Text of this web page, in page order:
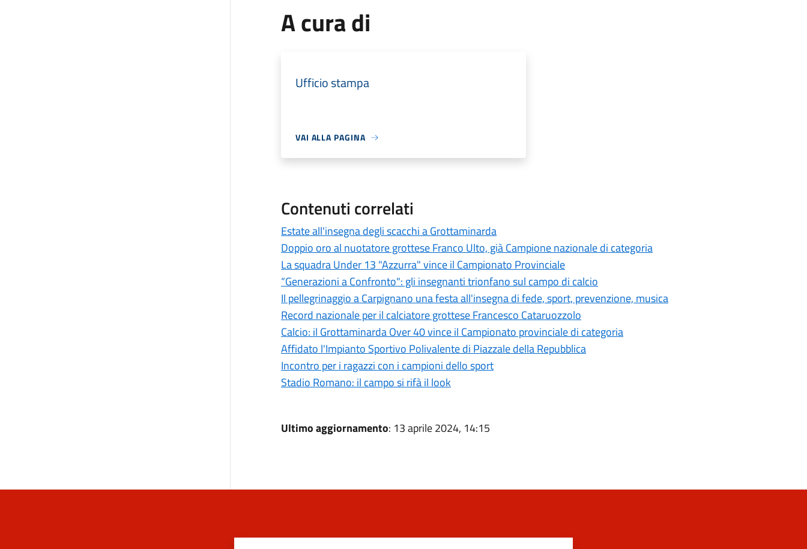
A cura di
Ufficio stampa
VAI ALLA PAGINA
Contenuti correlati
Estate all'insegna degli scacchi a Grottaminarda
Doppio oro al nuotatore grottese Franco Ulto, già Campione nazionale di categoria
La squadra Under 13 "Azzurra" vince il Campionato Provinciale
“Generazioni a Confronto": gli insegnanti trionfano sul campo di calcio
Il pellegrinaggio a Carpignano una festa all'insegna di fede, sport, prevenzione, musica
Record nazionale per il calciatore grottese Francesco Cataruozzolo
Calcio: il Grottaminarda Over 40 vince il Campionato provinciale di categoria
Affidato l'Impianto Sportivo Polivalente di Piazzale della Repubblica
Incontro per i ragazzi con i campioni dello sport
Stadio Romano: il campo si rifà il look
Ultimo aggiornamento: 13 aprile 2024, 14:15